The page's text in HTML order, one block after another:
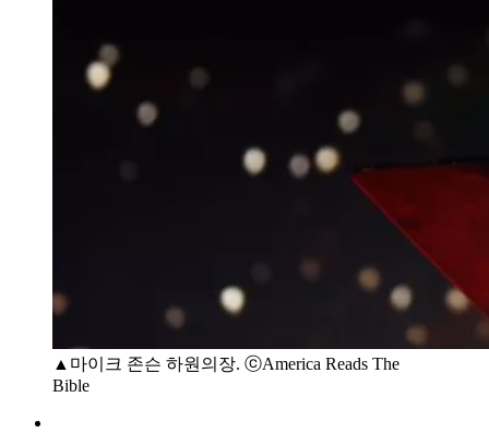
▲마이크 존슨 하원의장. ⓒAmerica Reads The
Bible